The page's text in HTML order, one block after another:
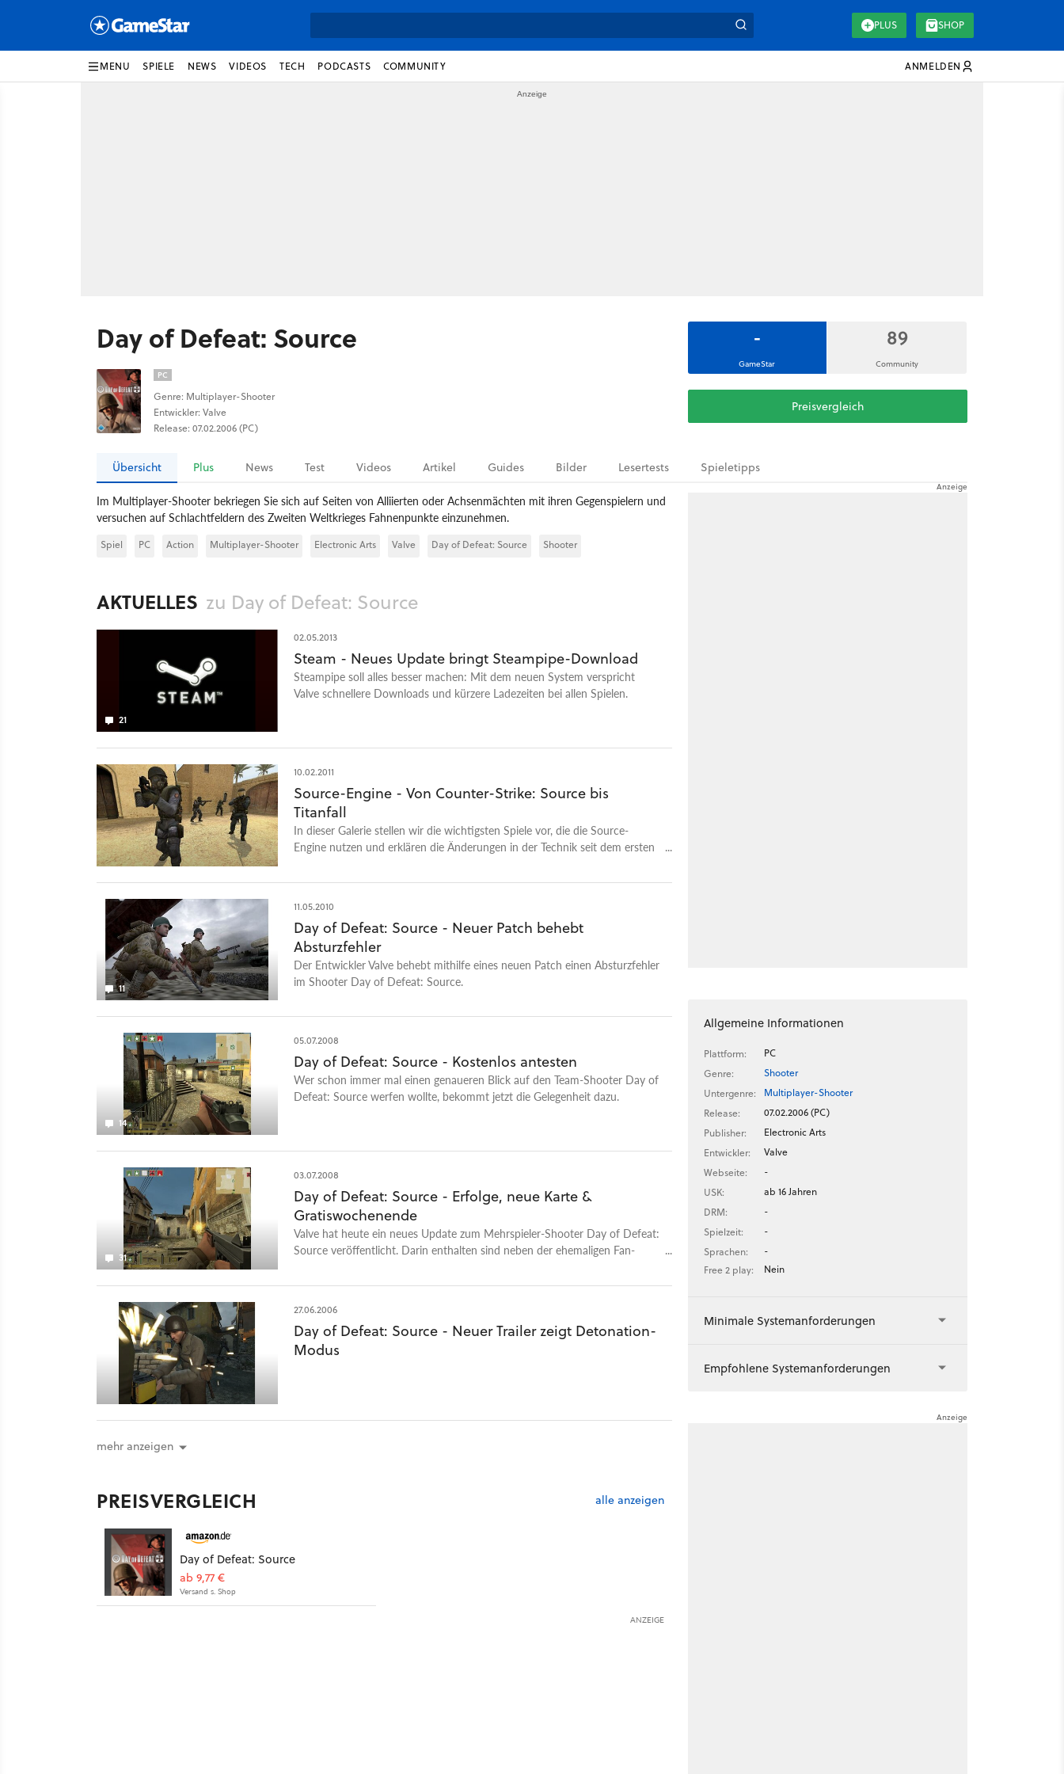
PLUS SHOP
MENU SPIELE NEWS VIDEOS TECH PODCASTS COMMUNITY ANMELDEN
Day of Defeat: Source
PC
Genre: Multiplayer-Shooter
Entwickler: Valve
Release: 07.02.2006 (PC)
-
GameStar
89
Community
Preisvergleich
Übersicht Plus News Test Videos Artikel Guides Bilder Lesertests Spieletipps
Im Multiplayer-Shooter bekriegen Sie sich auf Seiten von Alliierten oder Achsenmächten mit ihren Gegenspielern und
versuchen auf Schlachtfeldern des Zweiten Weltkrieges Fahnenpunkte einzunehmen.
Spiel PC Action Multiplayer-Shooter Electronic Arts Valve Day of Defeat: Source Shooter
AKTUELLES zu Day of Defeat: Source
21
02.05.2013
Steam - Neues Update bringt Steampipe-Download
Steampipe soll alles besser machen: Mit dem neuen System verspricht
Valve schnellere Downloads und kürzere Ladezeiten bei allen Spielen.
10.02.2011
Source-Engine - Von Counter-Strike: Source bis
Titanfall
In dieser Galerie stellen wir die wichtigsten Spiele vor, die die Source-
Engine nutzen und erklären die Änderungen in der Technik seit dem ersten
11
11.05.2010
Day of Defeat: Source - Neuer Patch behebt
Absturzfehler
Der Entwickler Valve behebt mithilfe eines neuen Patch einen Absturzfehler
im Shooter Day of Defeat: Source.
14
05.07.2008
Day of Defeat: Source - Kostenlos antesten
Wer schon immer mal einen genaueren Blick auf den Team-Shooter Day of
Defeat: Source werfen wollte, bekommt jetzt die Gelegenheit dazu.
31
03.07.2008
Day of Defeat: Source - Erfolge, neue Karte &
Gratiswochenende
Valve hat heute ein neues Update zum Mehrspieler-Shooter Day of Defeat:
Source veröffentlicht. Darin enthalten sind neben der ehemaligen Fan-
sowie weitere Verbesserungen. Wie schon beim Comic-Shooter üblich,
27.06.2006
Day of Defeat: Source - Neuer Trailer zeigt Detonation-
Modus
mehr anzeigen
PREISVERGLEICH alle anzeigen
Day of Defeat: Source
ab 9,77 €
Versand s. Shop
ANZEIGE
Allgemeine Informationen
Plattform:
PC
Genre:
Shooter
Untergenre:
Multiplayer-Shooter
Release:
07.02.2006 (PC)
Publisher:
Electronic Arts
Entwickler:
Valve
Webseite:
-
USK:
ab 16 Jahren
DRM:
-
Spielzeit:
-
Sprachen:
-
Free 2 play:
Nein
Minimale Systemanforderungen
Empfohlene Systemanforderungen